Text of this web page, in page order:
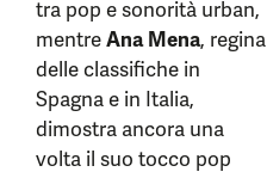
tra pop e sonorità urban,
mentreAna Mena, regina
delle classifiche in
Spagna e in Italia,
dimostra ancora una
volta il suo tocco pop